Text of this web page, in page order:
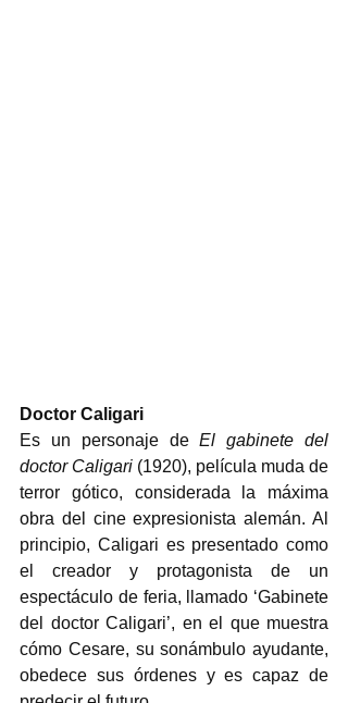
Doctor Caligari
Es un personaje de El gabinete del
doctor Caligari (1920), película muda de
terror gótico, considerada la máxima
obra del cine expresionista alemán. Al
principio, Caligari es presentado como
el creador y protagonista de un
espectáculo de feria, llamado ‘Gabinete
del doctor Caligari’, en el que muestra
cómo Cesare, su sonámbulo ayudante,
obedece sus órdenes y es capaz de